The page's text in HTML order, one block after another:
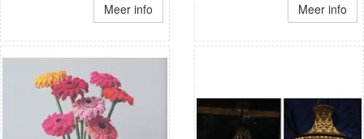
Meer info Meer info